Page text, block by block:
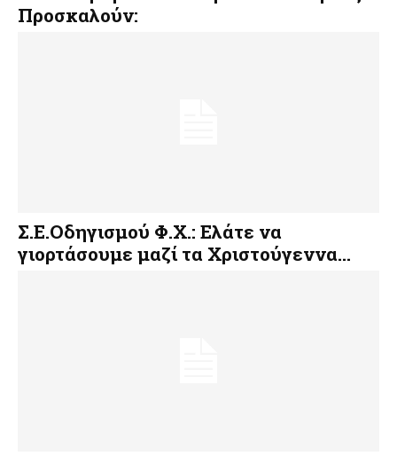
Προσκαλούν:
Σ.Ε.Οδηγισμού Φ.Χ.: Ελάτε να
γιορτάσουμε μαζί τα Χριστούγεννα…